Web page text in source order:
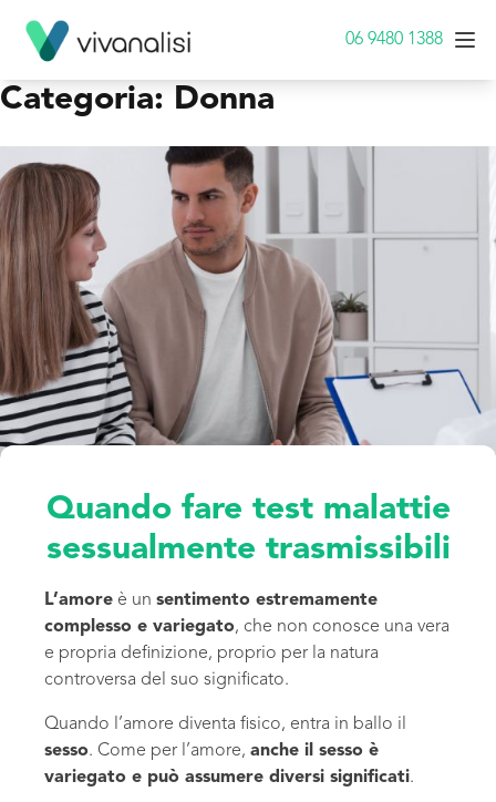
06 9480 1388
Categoria: Donna
Quando fare test malattie
sessualmente trasmissibili
L’amore è un sentimento estremamente
complesso e variegato, che non conosce una vera
e propria definizione, proprio per la natura
controversa del suo significato.
Quando l’amore diventa fisico, entra in ballo il
sesso. Come per l’amore, anche il sesso è
variegato e può assumere diversi significati.